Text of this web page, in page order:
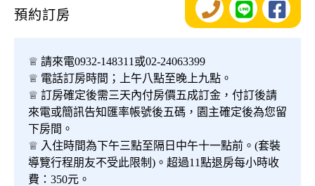
預約訂房
♕ 請來電0932-148311或02-24063399
♕ 電話訂房時間；上午八點至晚上九點。
♕ 訂房確定後需三天內付房價五成訂金，付訂後請
來電或簡訊告知匯率帳號後五碼，園主確定後為您留
下房間。
♕ 入住時間為下午三點至隔日中午十一點前。(套裝
導覽行程朋友不受此限制)。超過11點退房每小時收
費：350元。